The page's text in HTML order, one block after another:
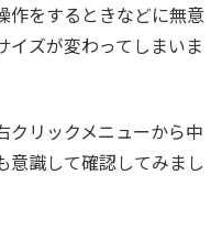
作をするときなどに無意
イズが変わってしまいま
クリックメニューから中
意識して確認してみまし